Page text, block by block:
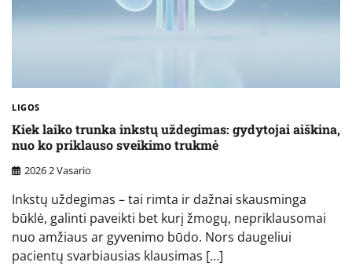
LIGOS
Kiek laiko trunka inkstų uždegimas: gydytojai aiškina,
nuo ko priklauso sveikimo trukmė
2026 2 Vasario
Inkstų uždegimas – tai rimta ir dažnai skausminga
būklė, galinti paveikti bet kurį žmogų, nepriklausomai
nuo amžiaus ar gyvenimo būdo. Nors daugeliui
pacientų svarbiausias klausimas […]